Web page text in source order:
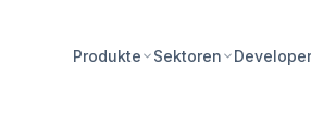
Produkte Sektoren